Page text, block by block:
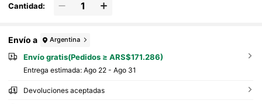
Cantidad:
Envío a Argentina
Envío gratis(Pedidos ≥ ARS$171.286)
Entrega estimada: Ago 22 - Ago 31
Devoluciones aceptadas